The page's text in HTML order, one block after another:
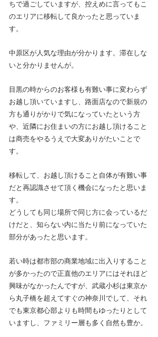
ちで過ごしていますが、控えめに言ってもこ
のエリアに移転して良かったと思っていま
す。
中原区が人気な理由が分かります。滞在しな
いと分かりませんが。
目黒の時からのお客様も有難い事に変わらず
お越し頂いていますし、路面店なので新規の
方も通りがかりで気になっていたという方
や、近隣にお住まいの方にお越し頂けること
は商売をやるうえで大変ありがたいことで
す。
移転して、お越し頂けること自体が有難い事
だと再認識させて頂く機会になったと思いま
す。
どうしても同じ場所で同じ方に会っているだ
けだと、知らない内に当たり前になっていた
部分があったと思います。
若い時は都市部の商業地域に出入りすること
が多かったので正直他のエリアにはそれほど
興味がなかったんですが、武蔵小杉は東京か
ら丸子橋を超えてすぐの神奈川でして、それ
でも東京都心部よりも時間もゆったりとして
いますし、ファミリー層も多く自然も豊か。